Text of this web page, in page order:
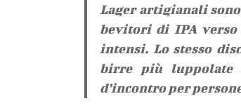
Lager artigianali
bevitori di IPA verso
intensi. Lo stesso
birre più luppolate
d’incontro per